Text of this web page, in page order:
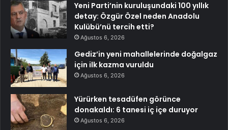
Yeni Parti’nin kuruluşundaki 100 yıllık
detay: Özgür Özel neden Anadolu
Kulübü’nü tercih etti?
Ağustos 6, 2026
Gediz’in yeni mahallelerinde doğalgaz
için ilk kazma vuruldu
Ağustos 6, 2026
Yürürken tesadüfen görünce
donakaldı: 6 tanesi iç içe duruyor
Ağustos 6, 2026